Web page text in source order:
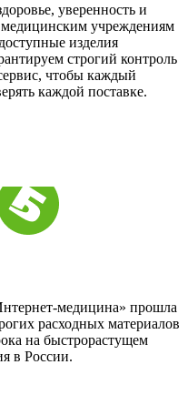
уверенность и
медицинским учреждениям
изделия
строгий контроль
чтобы каждый
каждой поставке.
медицина» прошла
расходных материалов
на быстрорастущем
в России.